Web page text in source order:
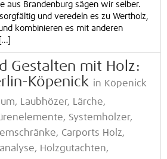
aus Brandenburg sägen wir selber.
und veredeln es zu Wertholz,
kombinieren es mit anderen
Gestalten mit Holz:
Köpenick in Köpenick
Laubhözer, Lärche,
Systemhölzer,
Carports Holz,
Holzgutachten,